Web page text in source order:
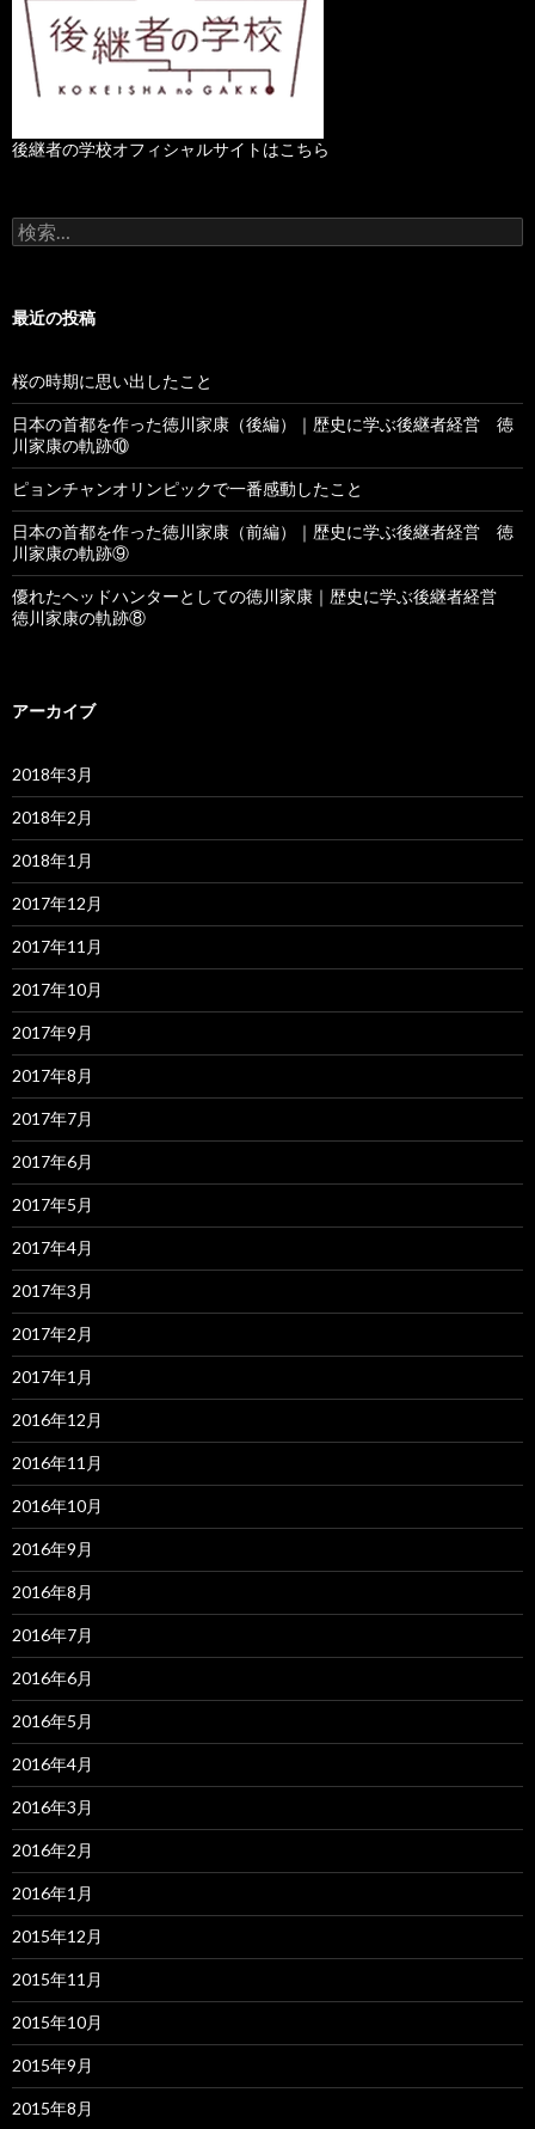
後継者の学校オフィシャルサイトはこちら
検
索
最近の投稿
桜の時期に思い出したこと
日本の首都を作った徳川家康（後編）｜歴史に学ぶ後継者経営 徳
川家康の軌跡⑩
ピョンチャンオリンピックで一番感動したこと
日本の首都を作った徳川家康（前編）｜歴史に学ぶ後継者経営 徳
川家康の軌跡⑨
優れたヘッドハンターとしての徳川家康｜歴史に学ぶ後継者経営
徳川家康の軌跡⑧
アーカイブ
2018年3月
2018年2月
2018年1月
2017年12月
2017年11月
2017年10月
2017年9月
2017年8月
2017年7月
2017年6月
2017年5月
2017年4月
2017年3月
2017年2月
2017年1月
2016年12月
2016年11月
2016年10月
2016年9月
2016年8月
2016年7月
2016年6月
2016年5月
2016年4月
2016年3月
2016年2月
2016年1月
2015年12月
2015年11月
2015年10月
2015年9月
2015年8月